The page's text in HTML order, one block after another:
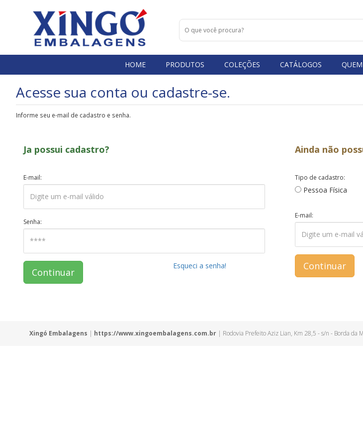
HOME PRODUTOS COLEÇÕES CATÁLOGOS
Acesse sua conta ou cadastre-se.
Informe seu e-mail de cadastro e senha.
Ja possui cadastro?
E-mail:
Senha:
Continuar
Esqueci a senha!
Ainda não
Tipo de cadastro:
Pessoa Física
E-mail:
Continuar
Xingó Embalagens | https://www.xingoembalagens.com.br| Rodovia Prefeito Aziz Lian, Km 28,5 - s/n - Borda da